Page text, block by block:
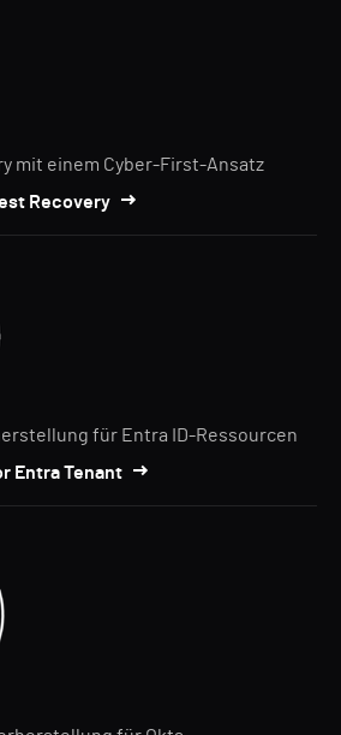
mit einem Cyber-First-Ansatz
Recovery
für Entra ID-Ressourcen
Entra Tenant